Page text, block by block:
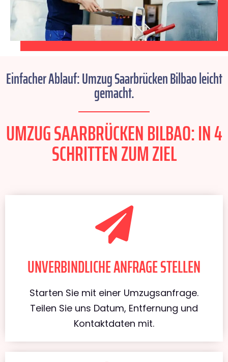
Einfacher Ablauf: Umzug Saarbrücken Bilbao leicht
gemacht.
UMZUG SAARBRÜCKEN BILBAO: IN 4
SCHRITTEN ZUM ZIEL
UNVERBINDLICHE ANFRAGE STELLEN
Starten Sie mit einer Umzugsanfrage.
Teilen Sie uns Datum, Entfernung und
Kontaktdaten mit.